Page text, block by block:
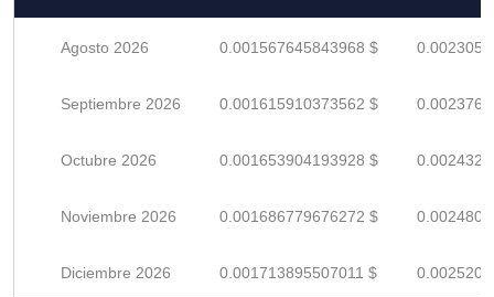
Agosto 2026 0.001567645843968 $
Septiembre 2026 0.001615910373562 $
Octubre 2026 0.001653904193928 $
Noviembre 2026 0.001686779676272 $
Diciembre 2026 0.001713895507011 $